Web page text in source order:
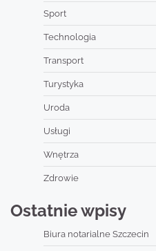
Sport
Technologia
Transport
Turystyka
Uroda
Usługi
Wnętrza
Zdrowie
Ostatnie wpisy
Biura notarialne Szczecin